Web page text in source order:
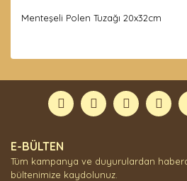
Menteşeli Polen Tuzağı 20x32cm
Yorum Yaz
formunu kullanarak tarafımıza
Görüş ve önerileriniz için teşekkür
Ürün açıklamasında eksik bilgiler
Ürün bilgilerinde hatalar bulunuyor.
E-BÜLTEN
Tüm kampanya ve duyurulardan
bültenimize kaydolunuz.